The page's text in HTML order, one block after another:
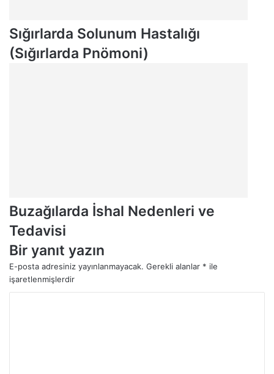
Sığırlarda Solunum Hastalığı
(Sığırlarda Pnömoni)
Buzağılarda İshal Nedenleri ve
Tedavisi
Bir yanıt yazın
E-posta adresiniz yayınlanmayacak. Gerekli alanlar * ile
işaretlenmişlerdir